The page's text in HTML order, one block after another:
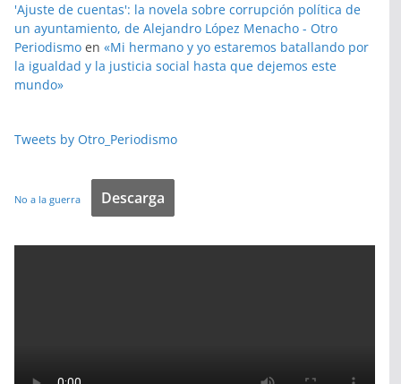
'Ajuste de cuentas': la novela sobre corrupción política de
un ayuntamiento, de Alejandro López Menacho - Otro
Periodismo en «Mi hermano y yo estaremos batallando por
la igualdad y la justicia social hasta que dejemos este
mundo»
Tweets by Otro_Periodismo
No a la guerra Descarga